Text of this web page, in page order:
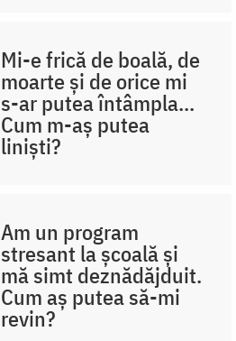
Mi-e frică de boală, de
moarte și de orice mi
s-ar putea întâmpla...
Cum m-aș putea
liniști?
Am un program
stresant la școală și
mă simt deznădăjduit.
Cum aș putea să-mi
revin?